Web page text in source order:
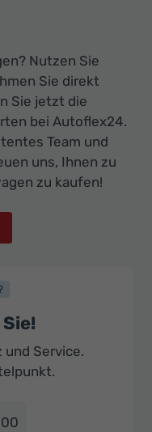
Nutzen Sie
Sie direkt
Sie jetzt die
bei Autoflex24.
Team und
uns, Ihnen zu
zu kaufen!
und Service.